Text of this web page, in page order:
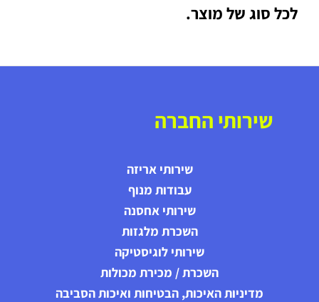
לכל סוג של מוצר.
שירותי החברה
שירותי אריזה
עבודות מנוף
שירותי אחסנה
השכרת מלגזות
שירותי לוגיסטיקה
השכרת / מכירת מכולות
מדיניות האיכות, הבטיחות ואיכות הסביבה